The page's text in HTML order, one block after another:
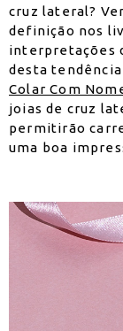
cruz lateral?
definição nos
interpretações
desta
Colar Com
joias de cruz
permitirão
uma boa